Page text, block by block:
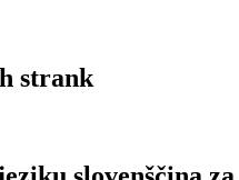
strank